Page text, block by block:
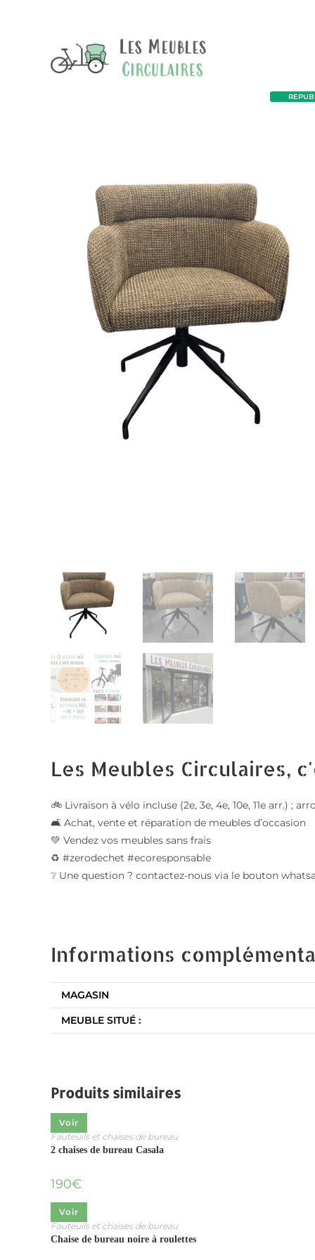
Les Meubles Circulaires,
🚲 Livraison à vélo incluse (2e, 3e, 4e, 10e, 11e arr.) ;
🛋️ Achat, vente et réparation de meubles d’occasion
💚 Vendez vos meubles sans frais
♻️ #zerodechet #ecoresponsable
❔ Une question ? contactez-nous via le bouton
Informations
MAGASIN
MEUBLE SITUÉ :
Produits similaires
Voir
Fauteuils et chaises de bureau
2 chaises de bureau Casala
190€
Voir
Fauteuils et chaises de bureau
Chaise de bureau noire à roulettes